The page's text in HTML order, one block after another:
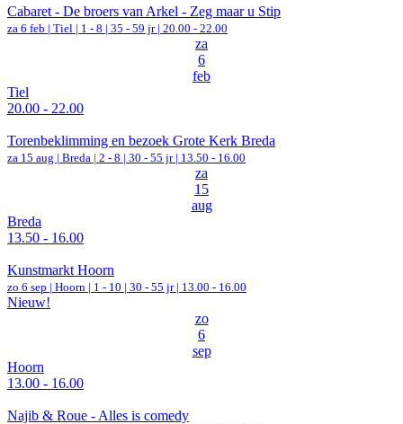
Cabaret - De broers van Arkel - Zeg maar u Stip
za 6 feb | Tiel | 1 - 8 | 35 - 59 jr | 20.00 - 22.00
za
6
feb
Tiel
20.00 - 22.00
Torenbeklimming en bezoek Grote Kerk Breda
za 15 aug | Breda | 2 - 8 | 30 - 55 jr | 13.50 - 16.00
za
15
aug
Breda
13.50 - 16.00
Kunstmarkt Hoorn
zo 6 sep | Hoorn | 1 - 10 | 30 - 55 jr | 13.00 - 16.00
Nieuw!
zo
6
sep
Hoorn
13.00 - 16.00
Najib & Roue - Alles is comedy